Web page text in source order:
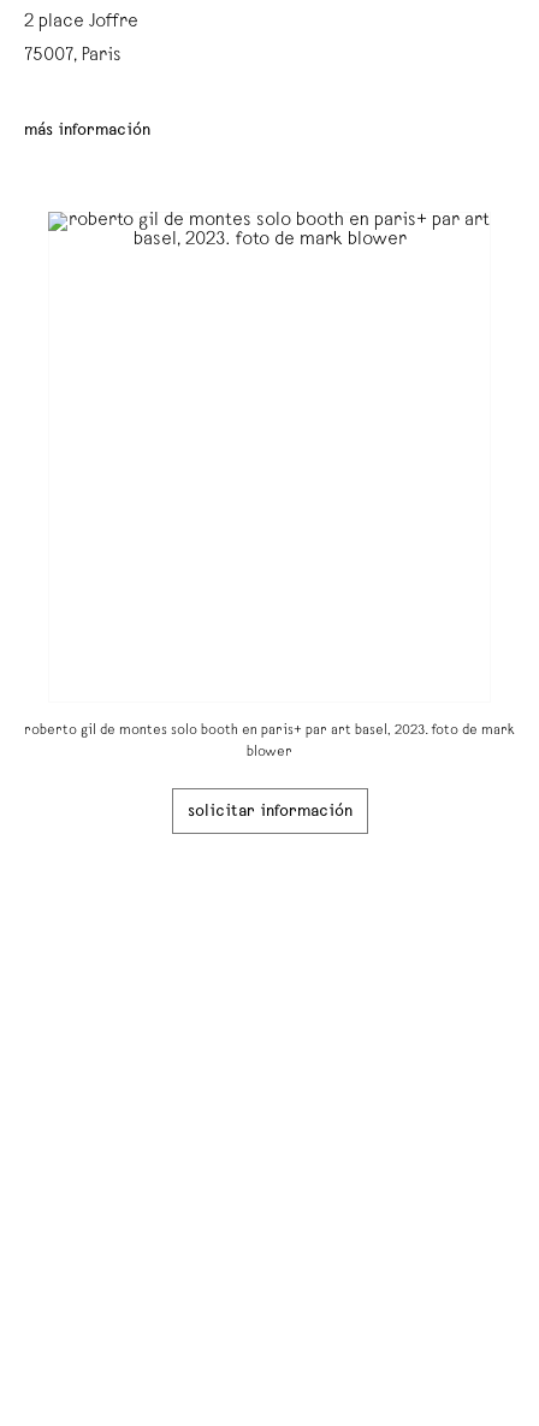
2 place Joffre⁠
75007, Paris⁠
más información
roberto gil de montes solo booth en paris+ par art basel, 2023. foto de mark
blower
solicitar información